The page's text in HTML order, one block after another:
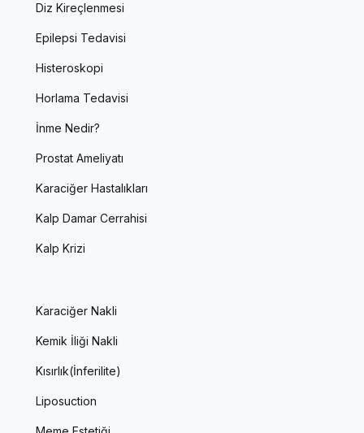
Diz Kireçlenmesi
Epilepsi Tedavisi
Histeroskopi
Horlama Tedavisi
İnme Nedir?
Prostat Ameliyatı
Karaciğer Hastalıkları
Kalp Damar Cerrahisi
Kalp Krizi
Karaciğer Nakli
Kemik İliği Nakli
Kısırlık(İnferilite)
Liposuction